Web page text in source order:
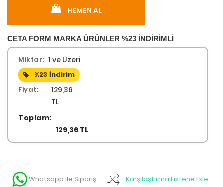
HEMEN AL
CETA FORM MARKA ÜRÜNLER %23 İNDİRİMLİ
Miktar: 1 ve Üzeri
%23 İndirim
Fiyat:
129,36
TL
Toplam:
129,36 TL
Whatsapp ile Sipariş Karşılaştırma Listene Ekle